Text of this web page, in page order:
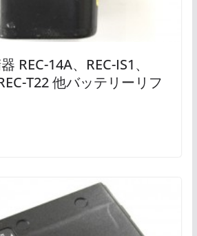
REC-14A、REC-IS1、
T22 他バッテリーリフ